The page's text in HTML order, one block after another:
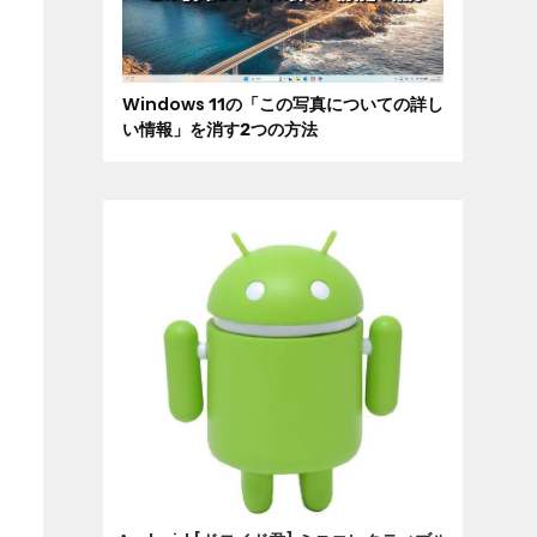
Windows 11の「この写真についての詳し
い情報」を消す2つの方法